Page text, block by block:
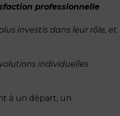
professionnelle
investis dans leur rôle, et
individuelles
à un départ, un